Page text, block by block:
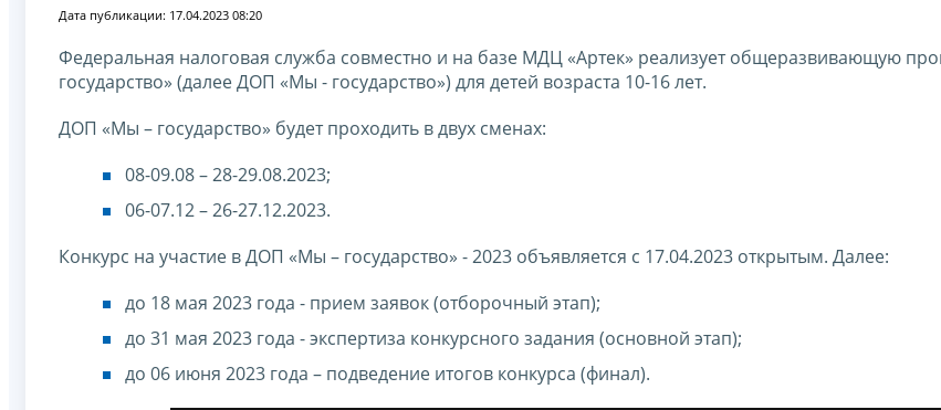
Дата публикации: 17.04.2023 08:20
Федеральная налоговая служба совместно и на базе МДЦ «Артек» реализует общеразвивающую
государство» (далее ДОП «Мы - государство») для детей возраста 10-16 лет.
ДОП «Мы – государство» будет проходить в двух сменах:
08-09.08 – 28-29.08.2023;
06-07.12 – 26-27.12.2023.
Конкурс на участие в ДОП «Мы – государство» - 2023 объявляется с 17.04.2023 открытым. Далее:
до 18 мая 2023 года - прием заявок (отборочный этап);
до 31 мая 2023 года - экспертиза конкурсного задания (основной этап);
до 06 июня 2023 года – подведение итогов конкурса (финал).